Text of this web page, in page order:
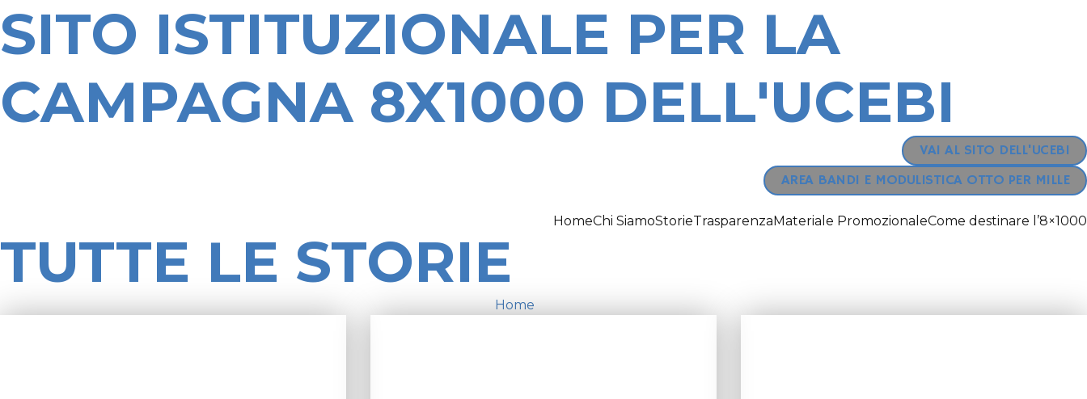
SITO ISTITUZIONALE PER LA
CAMPAGNA 8X1000 DELL'UCEBI
VAI AL SITO DELL'UCEBI
AREA BANDI E MODULISTICA OTTO PER MILLE
HomeChi SiamoStorieTrasparenzaMateriale PromozionaleCome destinare l’8×1000
TUTTE LE STORIE
Home